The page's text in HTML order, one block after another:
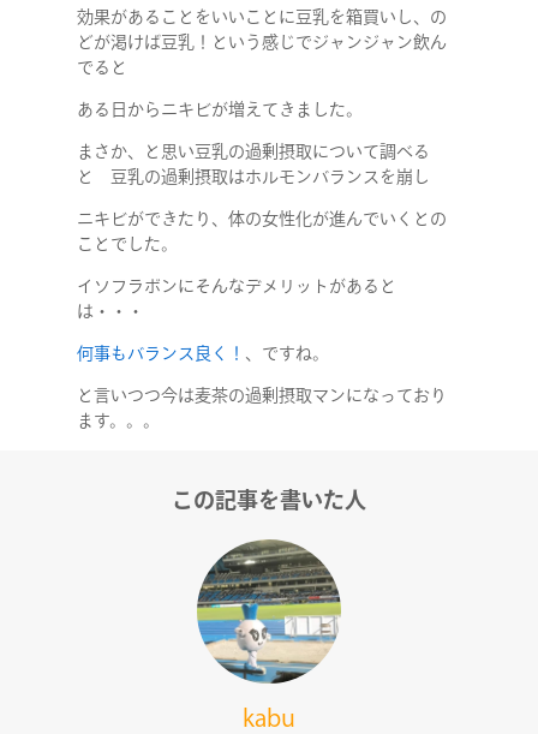
効果があることをいいことに豆乳を箱買いし、の
どが渇けば豆乳！という感じでジャンジャン飲ん
でると
ある日からニキビが増えてきました。
まさか、と思い豆乳の過剰摂取について調べる
と 豆乳の過剰摂取はホルモンバランスを崩し
ニキビができたり、体の女性化が進んでいくとの
ことでした。
イソフラボンにそんなデメリットがあると
は・・・
何事もバランス良く！ 、ですね。
と言いつつ今は麦茶の過剰摂取マンになっており
ます。。。
この記事を書いた人
kabu